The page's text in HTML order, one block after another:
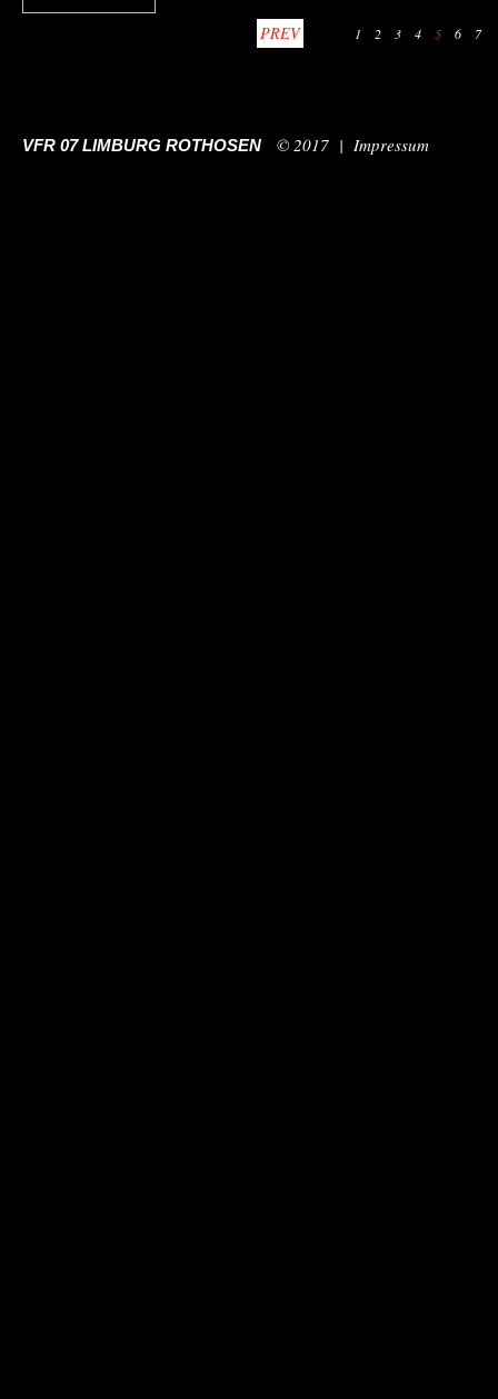
PREV 1 2 3 4 5 6 7
VFR 07 LIMBURG ROTHOSEN © 2017 | Impressum